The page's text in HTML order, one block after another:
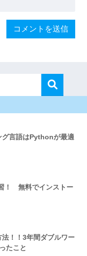
グ言語はPythonが最適
！ 無料でインストー
！！3年間ダブルワー
たこと